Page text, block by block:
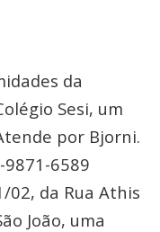
da
Sesi, um
por Bjorni.
6589
02, da Rua Athis
João, uma